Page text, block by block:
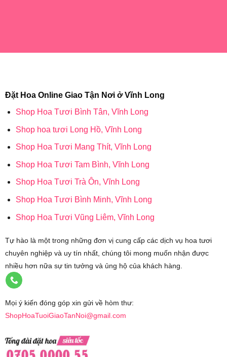
Đặt Hoa Online Giao Tận Nơi ở Vĩnh Long
Shop Hoa Tươi Bình Tân, Vĩnh Long
Shop hoa tươi Long Hồ, Vĩnh Long
Shop Hoa Tươi Mang Thít, Vĩnh Long
Shop Hoa Tươi Tam Bình, Vĩnh Long
Shop Hoa Tươi Trà Ôn, Vĩnh Long
Shop Hoa Tươi Bình Minh, Vĩnh Long
Shop Hoa Tươi Vũng Liêm, Vĩnh Long
Tự hào là một trong những đơn vị cung cấp các dịch vụ hoa tươi
chuyên nghiệp và uy tín nhất, chúng tôi mong muốn nhận được
nhiều hơn nữa sự tin tưởng và ủng hộ của khách hàng.
Mọi ý kiến đóng góp xin gửi về hòm thư:
ShopHoaTuoiGiaoTanNoi@gmail.com